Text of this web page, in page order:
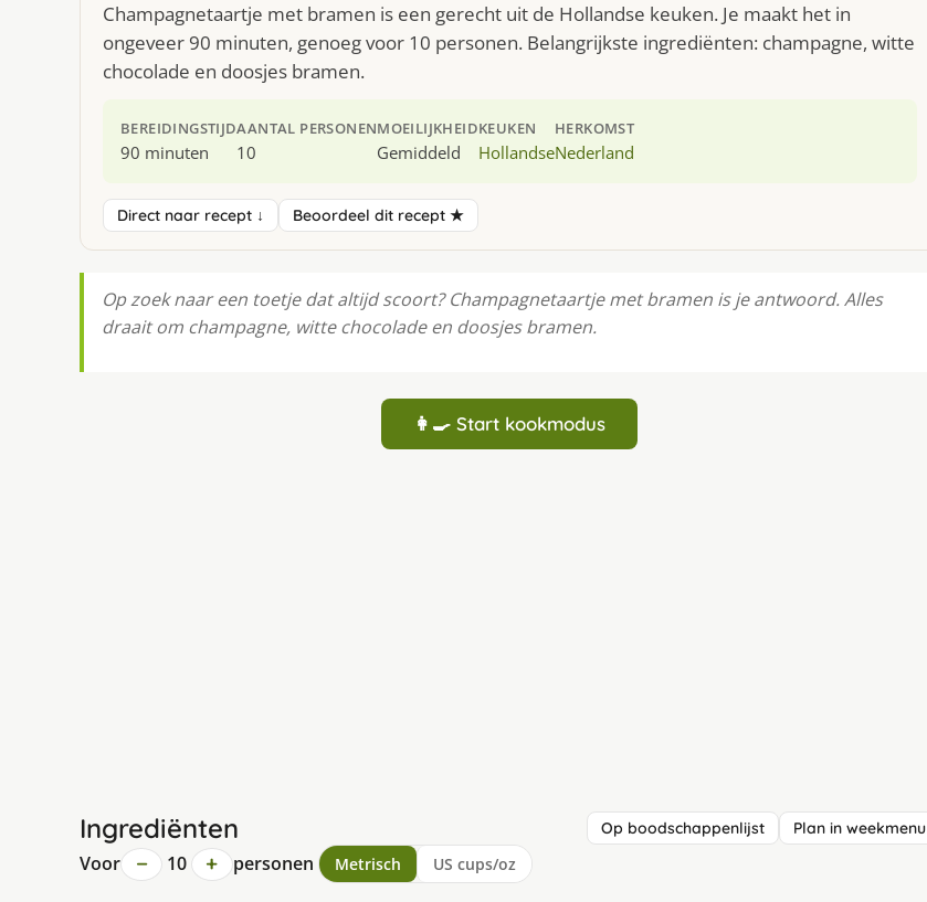
Champagnetaartje met bramen is een gerecht uit de Hollandse keuken. Je maakt het in
ongeveer 90 minuten, genoeg voor 10 personen. Belangrijkste ingrediënten: champagne, witte
chocolade en doosjes bramen.
BEREIDINGSTIJD
90 minuten
AANTAL PERSONEN
10
MOEILIJKHEID
Gemiddeld
KEUKEN
Hollandse
HERKOMST
Nederland
Direct naar recept ↓ Beoordeel dit recept ★
Op zoek naar een toetje dat altijd scoort? Champagnetaartje met bramen is je antwoord. Alles
draait om champagne, witte chocolade en doosjes bramen.
👩‍🍳 Start kookmodus
Ingrediënten Op boodschappenlijst Plan in weekmenu
Voor − 10 + personen Metrisch US cups/oz